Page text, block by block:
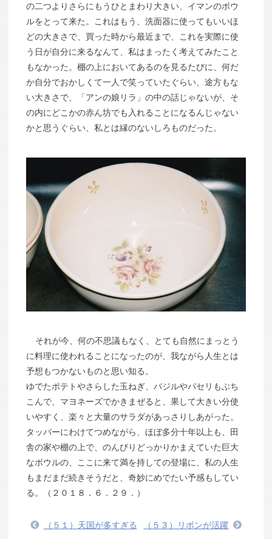
の二つよりさらにもうひとまわり大きい、イマンのボウ
ルをとって来た。これはもう、洗面器に使ってもいいほ
どの大きさで、買った時から最近まで、これを実際に使
う日が自分に来るなんて、私はまったく考えてみたこと
もなかった。棚の上においてあるのを見るたびに、何だ
か自分でおかしくて一人で笑っていたぐらい、途方もな
い大きさで、「アンの娘リラ」の中の話じゃないが、そ
の内にどこかの赤ん坊でも入れることになるんじゃない
かと思うぐらい、私とは縁のないしろものだった。
それが今、何の不思議もなく、とても自然にまっとう
に料理に使われることになったのが、我ながら人生とは
予想もつかないものと思い知る。
ゆでたポテトやさらした玉ねぎ、バジルやパセリもぶち
こんで、マヨネーズでかきまぜると、果して大きい分使
いやすく、楽々と大量のサラダがあっさりしあがった。
タッパーにわけてつめながら、ほぼ多分十年以上も、田
舎の家や棚の上で、のんびりどっかりかまえていた巨大
なボウルの、ここに来て満を持しての登場に、私の人生
もまだまだ続きそうだと、奇妙にめでたい予感もしてい
る。（２０１８．６．２９．）
（５１）天国が多すぎる （５３）リボンが活躍